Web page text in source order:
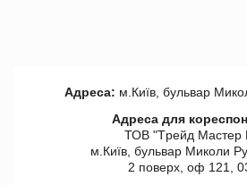
Адреса: м.Київ, бульвар
Адреса для
ТОВ "Tрейд Мастер
м.Київ, бульвар Миколи
2 поверх, оф 121,